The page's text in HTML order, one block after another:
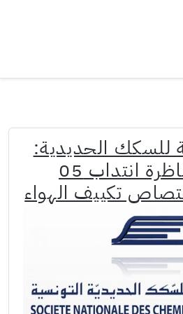
للسكك الحديدية:
بلاغ خاص بمناظرة انتداب 05
تكييف الهواء